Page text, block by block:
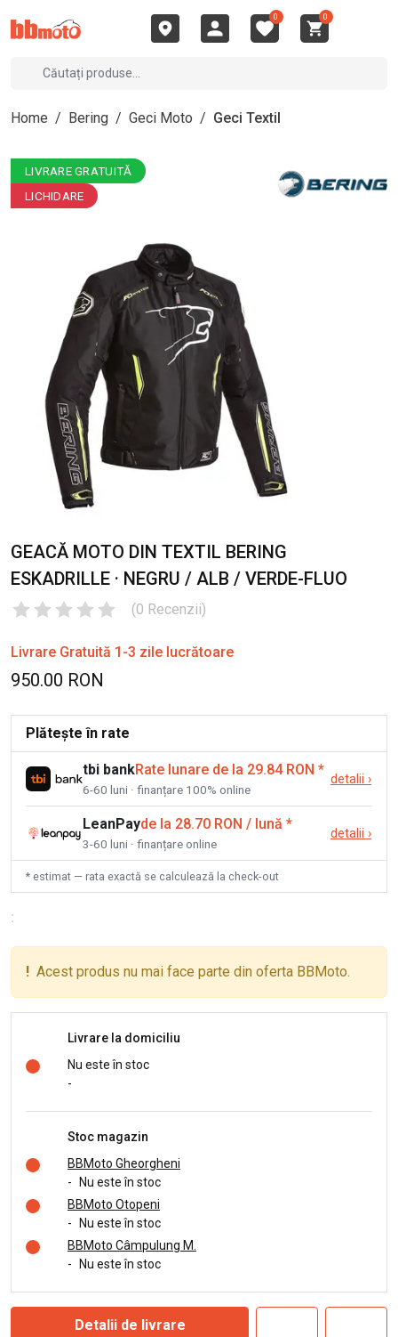
0 0
Home / Bering / Geci Moto / Geci Textil
LIVRARE GRATUITĂ
LICHIDARE
GEACĂ MOTO DIN TEXTIL BERING
ESKADRILLE · NEGRU / ALB / VERDE-FLUO
(0 Recenzii)
Livrare Gratuită 1-3 zile lucrătoare
950.00 RON
Plătește în rate
tbi bankRate lunare de la 29.84 RON *
6-60 luni · finanțare 100% online
detalii ›
LeanPayde la 28.70 RON / lună *
3-60 luni · finanțare online
detalii ›
* estimat — rata exactă se calculează la check-out
:
! Acest produs nu mai face parte din oferta BBMoto.
Livrare la domiciliu
Nu este în stoc
-
Stoc magazin
BBMoto Gheorgheni
-
Nu este în stoc
BBMoto Otopeni
-
Nu este în stoc
BBMoto Câmpulung M.
-
Nu este în stoc
Detalii de livrare